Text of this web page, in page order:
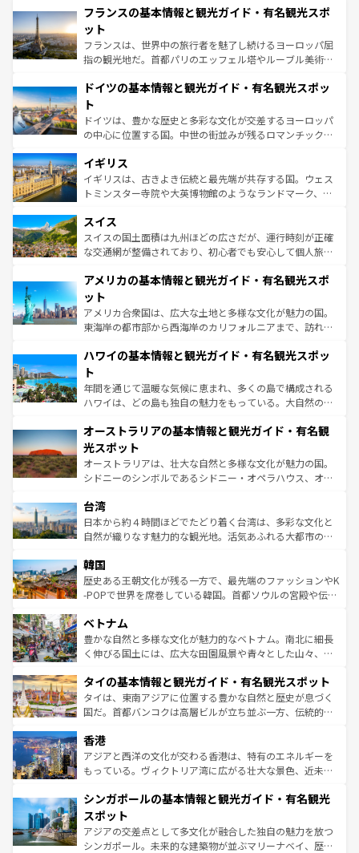
なお、新着のイタリア情報はコンテンツ一覧を参照してほ
しい。
文化が根付くこの国では、情熱的なフラメンコ、熱気あふ
れる闘牛、そして美味しいタパスが生活の一部となってい
る。首都マドリードの洗練された雰囲気や、バルセロナの
アートに溢れた街角から、地方では古代ローマ遺跡や中世
せる。地方によって風土や気候が異なるスペインはその個
ンテンツ一覧 を参照してほしい。
フランスの基本情報と観光ガイド・有名観光スポ
ット
フランスは、世界中の旅行者を魅了し続けるヨーロッパ屈
指の観光地だ。首都パリのエッフェル塔やルーブル美術館
で、幅広い魅力が詰まっている。華麗な宮殿、歴史的な大
聖堂、美しいビーチ、そして豊かな自然が、訪れる者を心
から魅了する。また、フランスは美食の国としても知ら
れ、フランス料理はユネスコ無形文化遺産にも登録されて
香り高いラベンダー畑など、多彩な楽しみ方が可能だ。さ
らに、パリ以外の地域にも魅力が溢れており、どの街角に
も豊かな歴史と文化が息づいている。パリ以外の個性あふ
を参照してほしい。
ドイツの基本情報と観光ガイド・有名観光スポッ
ト
ドイツは、豊かな歴史と多彩な文化が交差するヨーロッパ
の中心に位置する国。中世の街並みが残るロマンチック街
顔を持つこの国は、どこを歩いても飽きることがない。ベ
ルリンの文化的活気、バイエルン州のアルプスの絶景、そ
してライン川沿いのワイン畑といった風景は必見。ビール
は、お酒好きな人にはぜひ体験してほしい。 なお、新着の
ドイツ情報はコンテンツ一覧を参照してほしい。
イギリス
イギリスは、古きよき伝統と最先端が共存する国。ウェス
トミンスター寺院や大英博物館のようなランドマーク、歴
リアごとに異なる魅力がある。また、優雅なアフタヌーン
ティー、ビール好きにはたまらない英国パブ、サッカー観
戦など、本場だからこそできる体験も豊富。イギリスを旅
ンツ一覧を参照してほしい。
スイス
スイスの国土面積は九州ほどの広さだが、運行時刻が正確
な交通網が整備されており、初心者でも安心して個人旅行
の建物がそのまま残る町や、スイスならではのユニークな
博物館もあり、アルプス観光だけでなく町歩きも満喫する
ことができる。国民の所得が高いため物価も高いが、旅行
者向けの交通パス提供のサービスもあり、うまく活用すれ
着のスイス情報はコンテンツ一覧を参照してほしい。
アメリカの基本情報と観光ガイド・有名観光スポ
ット
アメリカ合衆国は、広大な土地と多様な文化が魅力の国。
東海岸の都市部から西海岸のカリフォルニアまで、訪れる
のような巨大都市は、観光、ショッピング、エンターテイ
ンメントが詰まった刺激的なスポットだ。一方、アメリカ
西部には大自然が広がり、グランドキャニオンやイエロー
ストーン国立公園といった絶景が堪能できる。さらに、南
文化が魅力。旅行者はアメリカの各地域で異なる魅力を楽
しみながら、その多様性と豊かな歴史を感じることができ
るだろう。車でのロードトリップや列車の旅も、アメリカ
ならではの贅沢な旅のスタイルだ。 なお、新着のアメリカ
情報は コンテンツ一覧 を参照してほしい。
ハワイの基本情報と観光ガイド・有名観光スポッ
ト
年間を通じて温暖な気候に恵まれ、多くの島で構成される
ハワイは、どの島も独自の魅力をもっている。大自然の神
ワイ島は見逃せない。また、定番の観光地といえばオアフ
島だが、静かな自然を求めるならマウイ島やカウアイ島が
おすすめ。エメラルドグリーンに輝く海をはじめ、豊かな
文化や歴史が息づいている。「アロハスピリット」と呼ば
人々、おいしいローカルフードやハワイアンミュージッ
ク、伝統的なフラダンスなど、すべてがハワイの魅力を彩
っている。訪れるたびに新しい発見と感動が待っているハ
はコンテンツ一覧
オーストラリアの基本情報と観光ガイド・有名観
光スポット
オーストラリアは、壮大な自然と多様な文化が魅力の国。
シドニーのシンボルであるシドニー・オペラハウス、オー
リアリーフや大陸中央部にそびえるウルル（エアーズロッ
ク）、タスマニアの美しい原生林やケアンズの熱帯雨林な
ど、見どころがたくさん。また、カフェやワイン、オージ
いる。アクティビティも充実しており、サーフィンやダイ
ビング、ハイキングなど、アウトドア好きにはたまらな
い。オーストラリアの多彩な魅力を存分に味わいつくそ
参照してほしい。
台湾
日本から約４時間ほどでたどり着く台湾は、多彩な文化と
自然が織りなす魅力的な観光地。活気あふれる大都市の台
ン）、静ひつな山岳地帯である台湾東部など、都市の喧騒
と山間の静けさが共存しており、訪れる人に新しい発見と
驚きをもたらしてくれる。また、奥深い台湾の食文化も魅
容にもいいと評判のスイーツなど、バラエティ豊かな料理
が味わえる。 なお、新着の台湾情報は コンテンツ一覧を参
照してほしい。
韓国
歴史ある王朝文化が残る一方で、最先端のファッションやK
-POPで世界を席巻している韓国。首都ソウルの宮殿や伝統
き、地方に足を延ばせば四季折々の自然美を楽しむことが
できる。そして、キムチや焼肉、絶品のストリートフード
まで、さまざまな韓国料理が待っている。夜には、韓国な
リティに包まれながら、韓国の多彩な魅力を心ゆくまで味
わってみてほしい。 なお、新着の韓国情報はコンテンツ一
覧を参照してほしい。
ベトナム
豊かな自然と多様な文化が魅力的なベトナム。南北に細長
く伸びる国土には、広大な田園風景や青々とした山々、世
急速な発展と共に伝統が息づく。ハノイの古い町並みやホ
ーチミン市のフランス統治時代の建物も、独特の雰囲気を
醸し出している。また、バラエティの豊かさとおいしさで
とつ。フォーやバインミー、ベトナムコーヒーなどは、ぜ
ひ現地で味わいたい。どの地域を訪れてもあたたかい人々
が旅行者を迎えてくれるので、きっと忘れられない旅にな
参照してほしい。
タイの基本情報と観光ガイド・有名観光スポット
タイは、東南アジアに位置する豊かな自然と歴史が息づく
国だ。首都バンコクは高層ビルが立ち並ぶ一方、伝統的な
の活気が交差している。北部ではチェンマイなどの山岳地
帯で自然と触れ合い、南部ではプーケットやクラビの美し
いビーチでリゾート気分を楽しむことができる。タイ料理
激する。気候は一年中温暖で、どの季節にも異なる楽しみ
が待っている。親しみやすいタイの人々、仏教を中心とし
た文化、そして多様な観光資源が、訪れる旅人を魅了し続
ける。 なお、新着のタイ情報はコンテンツ一覧を参照して
香港
アジアと西洋の文化が交わる香港は、特有のエネルギーを
もっている。ヴィクトリア湾に広がる壮大な景色、近未来
み、どこを訪れても感動するはず。観光スポットが密集し
ており、効率よく見どころを回れるのも魅力。息をのむよ
うな絶景から文化的な体験まで、香港を存分に楽しみ尽く
そう。 なお、新着の香港情報はコンテンツ一覧を参照して
シンガポールの基本情報と観光ガイド・有名観光
スポット
アジアの交差点として多文化が融合した独自の魅力を放つ
シンガポール。未来的な建築物が並ぶマリーナベイ、歴史